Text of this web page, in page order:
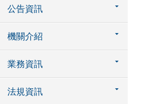
公告資訊
機關介紹
業務資訊
法規資訊